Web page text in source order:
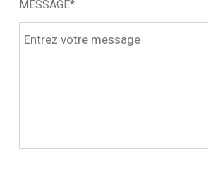
MESSAGE*